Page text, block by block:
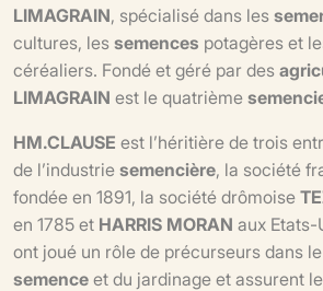
LIMAGRAIN, spécialisé dans les
cultures, lessemences potagères et
céréaliers. Fondé et géré par des
LIMAGRAIN est le quatrième
HM.CLAUSE est l’héritière de trois
de l’industriesemencière, la société
fondée en 1891, la société drômoise
en 1785 et HARRIS MORAN aux Etats-
ont joué un rôle de précurseurs dans
semenceet du jardinage et assurent